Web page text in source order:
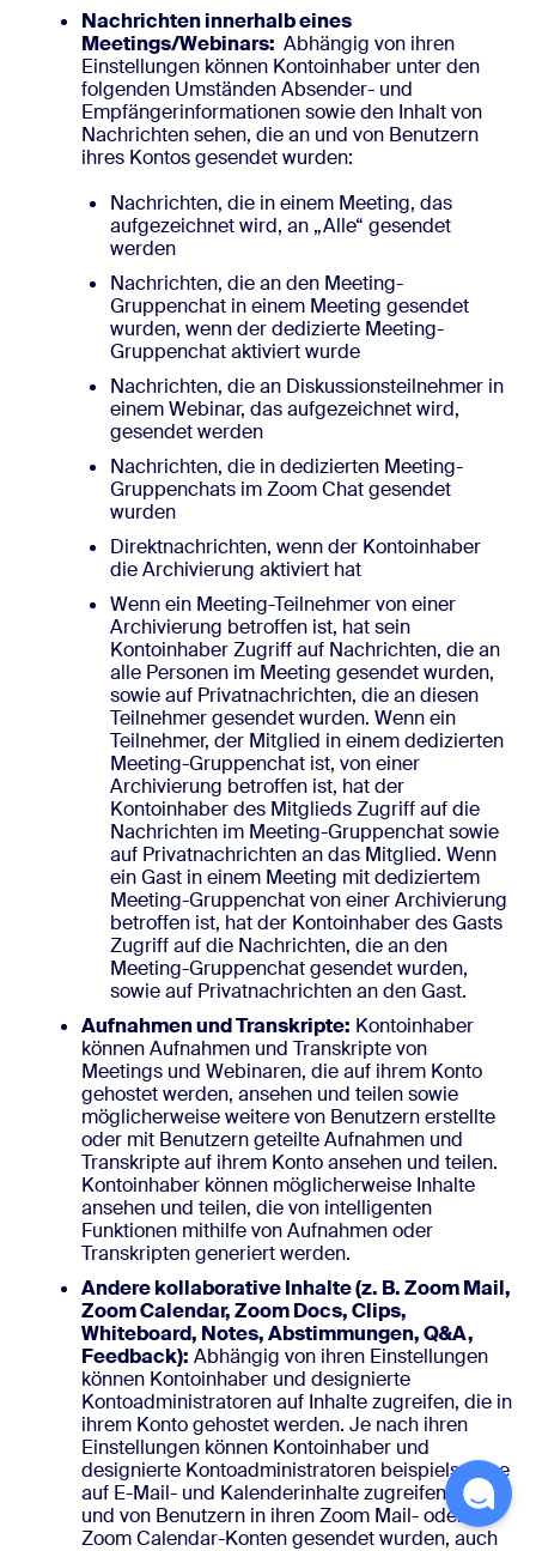
Nachrichten innerhalb eines
Meetings/Webinars: Abhängig von ihren
Einstellungen können Kontoinhaber unter den
folgenden Umständen Absender- und
Empfängerinformationen sowie den Inhalt von
Nachrichten sehen, die an und von Benutzern
ihres Kontos gesendet wurden:
Nachrichten, die in einem Meeting, das
aufgezeichnet wird, an „Alle“ gesendet
werden
Nachrichten, die an den Meeting-
Gruppenchat in einem Meeting gesendet
wurden, wenn der dedizierte Meeting-
Gruppenchat aktiviert wurde
Nachrichten, die an Diskussionsteilnehmer in
einem Webinar, das aufgezeichnet wird,
gesendet werden
Nachrichten, die in dedizierten Meeting-
Gruppenchats im Zoom Chat gesendet
wurden
Direktnachrichten, wenn der Kontoinhaber
die Archivierung aktiviert hat
Wenn ein Meeting-Teilnehmer von einer
Archivierung betroffen ist, hat sein
Kontoinhaber Zugriff auf Nachrichten, die an
alle Personen im Meeting gesendet wurden,
sowie auf Privatnachrichten, die an diesen
Teilnehmer gesendet wurden. Wenn ein
Teilnehmer, der Mitglied in einem dedizierten
Meeting-Gruppenchat ist, von einer
Archivierung betroffen ist, hat der
Kontoinhaber des Mitglieds Zugriff auf die
Nachrichten im Meeting-Gruppenchat sowie
auf Privatnachrichten an das Mitglied. Wenn
ein Gast in einem Meeting mit dediziertem
Meeting-Gruppenchat von einer Archivierung
betroffen ist, hat der Kontoinhaber des Gasts
Zugriff auf die Nachrichten, die an den
Meeting-Gruppenchat gesendet wurden,
sowie auf Privatnachrichten an den Gast.
Aufnahmen und Transkripte: Kontoinhaber
können Aufnahmen und Transkripte von
Meetings und Webinaren, die auf ihrem Konto
gehostet werden, ansehen und teilen sowie
möglicherweise weitere von Benutzern erstellte
oder mit Benutzern geteilte Aufnahmen und
Transkripte auf ihrem Konto ansehen und teilen.
Kontoinhaber können möglicherweise Inhalte
ansehen und teilen, die von intelligenten
Funktionen mithilfe von Aufnahmen oder
Transkripten generiert werden.
Andere kollaborative Inhalte (z. B. Zoom Mail,
Zoom Calendar, Zoom Docs, Clips,
Whiteboard, Notes, Abstimmungen, Q&A,
Feedback): Abhängig von ihren Einstellungen
können Kontoinhaber und designierte
Kontoadministratoren auf Inhalte zugreifen, die in
ihrem Konto gehostet werden. Je nach ihren
Einstellungen können Kontoinhaber und
designierte Kontoadministratoren beispielsweise
auf E-Mail- und Kalenderinhalte zugreifen, die an
und von Benutzern in ihren Zoom Mail- oder
Zoom Calendar-Konten gesendet wurden, auch